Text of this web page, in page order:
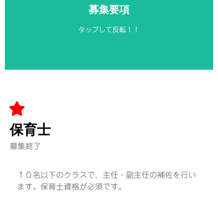
募集要項
タップして反転！！
淀川区にお住まいの方、歓迎します！
保育士
募集終了
１０名以下のクラスで、主任・副主任の補佐を行い
ます。保育士資格が必須です。